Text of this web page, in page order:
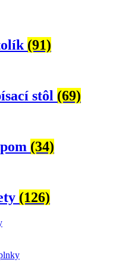
(91)
stôl (69)
(34)
(126)